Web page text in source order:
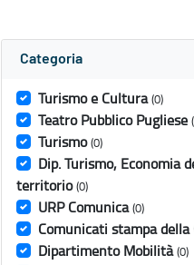
Categoria
Turismo e Cultura (0)
Teatro Pubblico Pugliese
Turismo (0)
Dip. Turismo, Economia
territorio (0)
URP Comunica (0)
Comunicati stampa
Dipartimento Mobilità (0)